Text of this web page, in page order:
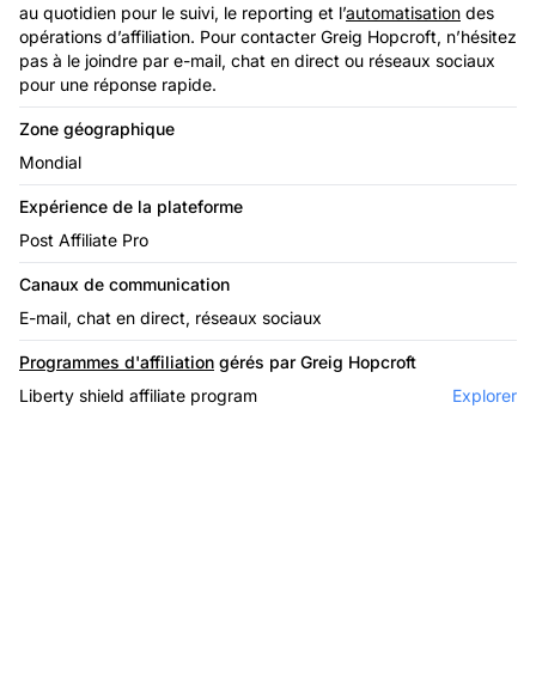
au quotidien pour le suivi, le reporting et l’automatisation des
opérations d’affiliation. Pour contacter Greig Hopcroft, n’hésitez
pas à le joindre par e-mail, chat en direct ou réseaux sociaux
pour une réponse rapide.
Zone géographique
Mondial
Expérience de la plateforme
Post Affiliate Pro
Canaux de communication
E-mail, chat en direct, réseaux sociaux
Programmes d'affiliation gérés par Greig Hopcroft
Liberty shield affiliate program
Explorer